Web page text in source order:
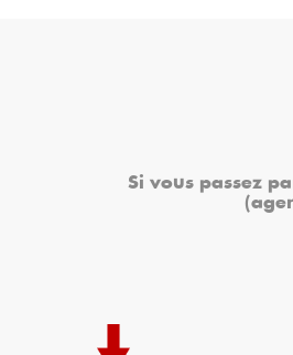
Si vous passez